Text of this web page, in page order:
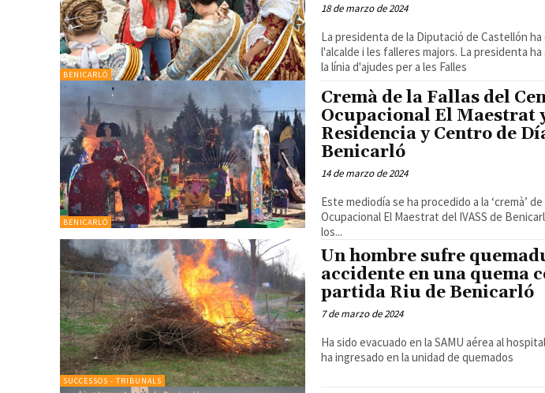
BENICARLÓ
18 de marzo de 2024
La presidenta de la Diputació de Castellón
l'alcalde i les falleres majors. La presidenta
la línia d'ajudes per a les Falles
BENICARLÓ
Cremà de la Fallas del
Ocupacional El Maestrat
Residencia y Centro de
Benicarló
14 de marzo de 2024
Este mediodía se ha procedido a la ‘cremà’
Ocupacional El Maestrat del IVASS de Benicarló. Una falla realizada
los...
SUCCESSOS - TRIBUNALS
Un hombre sufre
accidente en una quema
partida Riu de Benicarló
7 de marzo de 2024
Ha sido evacuado en la SAMU aérea al
ha ingresado en la unidad de quemados